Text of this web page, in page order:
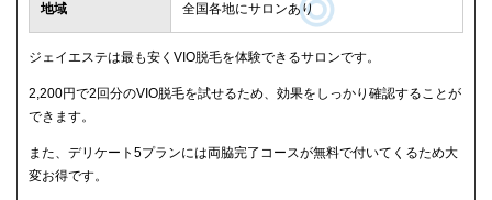
地域 全国各地にサロンあり
ジェイエステは最も安くVIO脱毛を体験できるサロンです。
2,200円で2回分のVIO脱毛を試せるため、効果をしっかり確認することが
できます。
また、デリケート5プランには両脇完了コースが無料で付いてくるため大
変お得です。